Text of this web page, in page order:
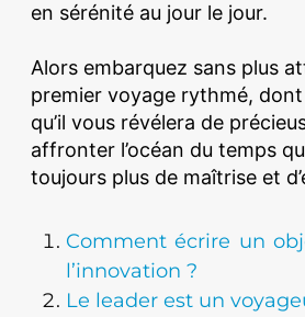
en sérénité au jour le jour.
Alors embarquez sans plus
premier voyage rythmé,
qu’il vous révélera de
affronter l’océan du temps
toujours plus de maîtrise et
Comment écrire un
l’innovation ?
Le leader est un